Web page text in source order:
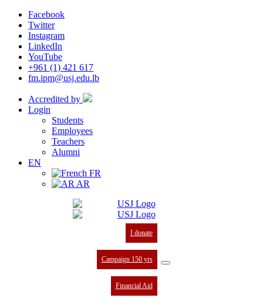
Facebook
Twitter
Instagram
LinkedIn
YouTube
+961 (1) 421 617
fm.ipm@usj.edu.lb
Accredited by
Login
Students
Employees
Teachers
Alumni
EN
FR
AR
I donate
Campaign 150 yrs
Financial Aid